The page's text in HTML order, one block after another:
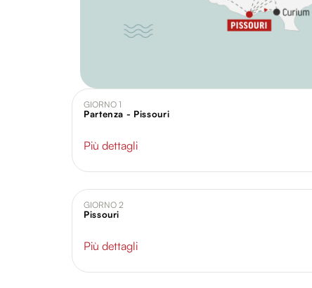
GIORNO 1
Partenza - Pissouri
Più dettagli
GIORNO 2
Pissouri
Più dettagli